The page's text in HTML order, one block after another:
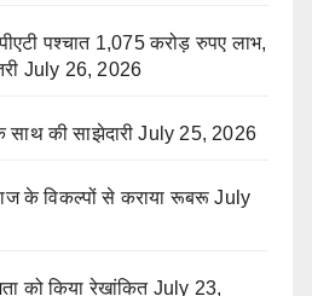
पश्चात 1,075 करोड़ रुपए लाभ,
July 26, 2026
साथ की साझेदारी July 25, 2026
के विकल्पों से कराया रूबरू July
को किया रेखांकित July 23,